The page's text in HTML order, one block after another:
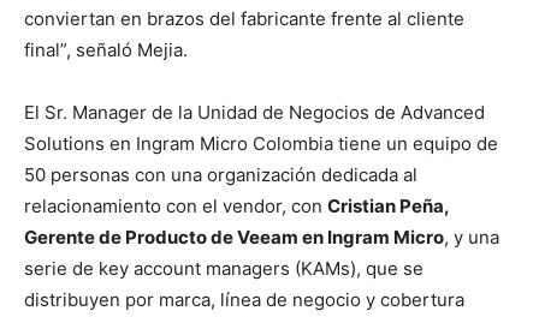
conviertan en brazos del fabricante frente al cliente
final”, señaló Mejia.
El Sr. Manager de la Unidad de Negocios de Advanced
Solutions en Ingram Micro Colombia tiene un equipo de
50 personas con una organización dedicada al
relacionamiento con el vendor, con Cristian Peña,
Gerente de Producto de Veeam en Ingram Micro, y una
serie de key account managers (KAMs), que se
distribuyen por marca, línea de negocio y cobertura